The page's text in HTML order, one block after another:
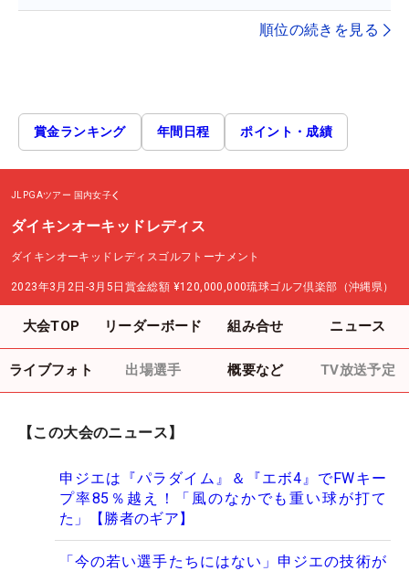
順位の続きを見る
賞金ランキング 年間日程 ポイント・成績
JLPGAツアー 国内女子
ダイキンオーキッドレディス
ダイキンオーキッドレディスゴルフトーナメント
2023年3月2日-3月5日 賞金総額 ¥120,000,000琉球ゴルフ倶楽部（沖縄県）
大会TOP リーダーボード 組み合せ ニュース
ライブフォト 出場選手 概要など TV放送予定
【この大会のニュース】
申ジエは『パラダイム』＆『エボ4』でFWキー
プ率85％越え！「風のなかでも重い球が打て
た」【勝者のギア】
「今の若い選手たちにはない」申ジエの技術が